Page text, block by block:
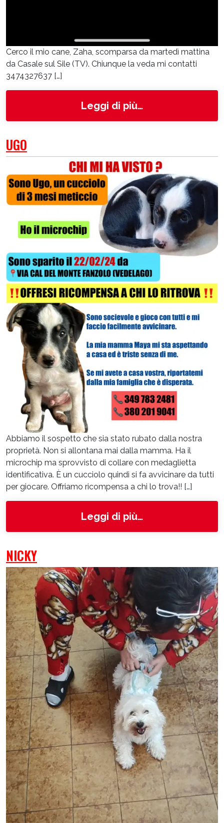
Cerco il mio cane, Zaha, scomparsa da martedì mattina
da Casale sul Sile (TV). Chiunque la veda mi contatti
3474327637 […]
Leggi di più…from Zaha
UGO
Abbiamo il sospetto che sia stato rubato dalla nostra
proprietà. Non si allontana mai dalla mamma. Ha il
microchip ma sprovvisto di collare con medaglietta
identificativa. È un cucciolo quindi si fa avvicinare da tutti
per giocare. Offriamo ricompensa a chi lo trova!! […]
Leggi di più…from Ugo
NICKY